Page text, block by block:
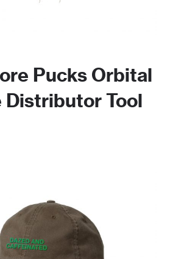
Pucks Orbital
Distributor Tool